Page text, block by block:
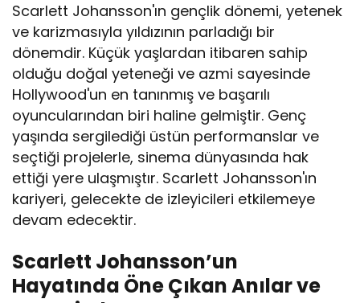
Scarlett Johansson'ın gençlik dönemi, yetenek
ve karizmasıyla yıldızının parladığı bir
dönemdir. Küçük yaşlardan itibaren sahip
olduğu doğal yeteneği ve azmi sayesinde
Hollywood'un en tanınmış ve başarılı
oyuncularından biri haline gelmiştir. Genç
yaşında sergilediği üstün performanslar ve
seçtiği projelerle, sinema dünyasında hak
ettiği yere ulaşmıştır. Scarlett Johansson'ın
kariyeri, gelecekte de izleyicileri etkilemeye
devam edecektir.
Scarlett Johansson’un
Hayatında Öne Çıkan Anılar ve